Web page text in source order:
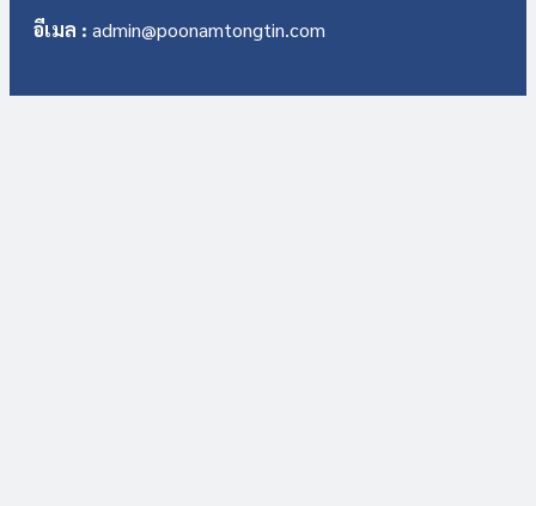
อีเมล : admin@poonamtongtin.com